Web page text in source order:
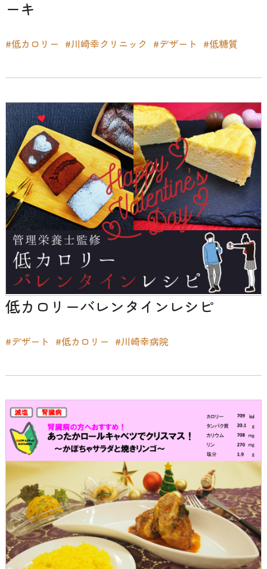
ーキ
#低カロリー #川崎幸クリニック #デザート #低糖質
低カロリーバレンタインレシピ
#デザート #低カロリー #川崎幸病院